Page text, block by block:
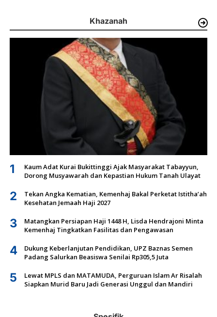
Khazanah
1
Kaum Adat Kurai Bukittinggi Ajak Masyarakat Tabayyun,
Dorong Musyawarah dan Kepastian Hukum Tanah Ulayat
2
Tekan Angka Kematian, Kemenhaj Bakal Perketat Istitha’ah
Kesehatan Jemaah Haji 2027
3
Matangkan Persiapan Haji 1448 H, Lisda Hendrajoni Minta
Kemenhaj Tingkatkan Fasilitas dan Pengawasan
4
Dukung Keberlanjutan Pendidikan, UPZ Baznas Semen
Padang Salurkan Beasiswa Senilai Rp305,5 Juta
5
Lewat MPLS dan MATAMUDA, Perguruan Islam Ar Risalah
Siapkan Murid Baru Jadi Generasi Unggul dan Mandiri